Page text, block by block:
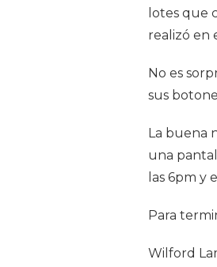
lotes que
realizó en
No es
sus
La buena
una
las 6pm y
Para
Wilford